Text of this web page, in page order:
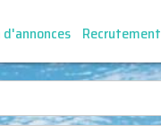
Recrutement